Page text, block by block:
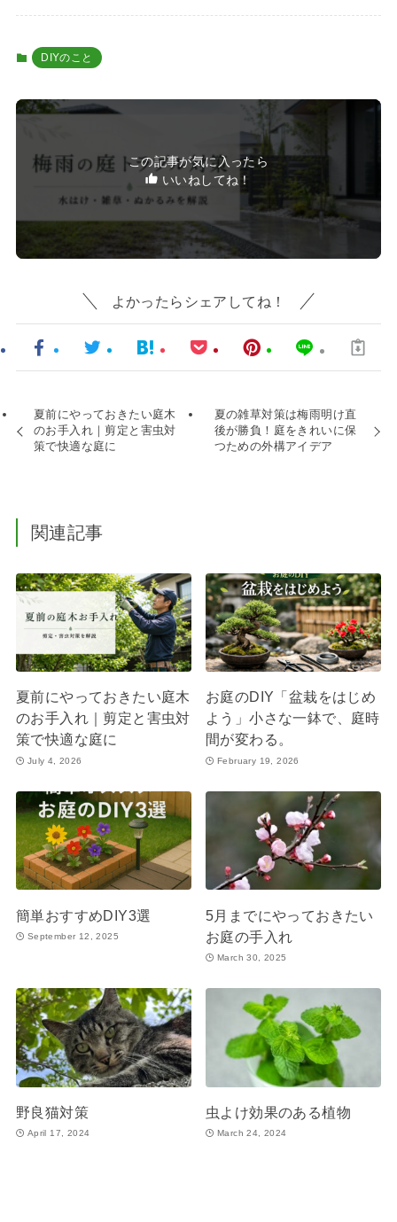
DIYのこと
この記事が気に入ったら
いいねしてね！
よかったらシェアしてね！
夏前にやっておきたい庭木
のお手入れ｜剪定と害虫対
策で快適な庭に
夏の雑草対策は梅雨明け直
後が勝負！庭をきれいに保
つための外構アイデア
関連記事
夏前にやっておきたい庭木
のお手入れ｜剪定と害虫対
策で快適な庭に
July 4, 2026
お庭のDIY「盆栽をはじめ
よう」小さな一鉢で、庭時
間が変わる。
February 19, 2026
簡単おすすめDIY3選
September 12, 2025
5月までにやっておきたい
お庭の手入れ
March 30, 2025
野良猫対策
April 17, 2024
虫よけ効果のある植物
March 24, 2024